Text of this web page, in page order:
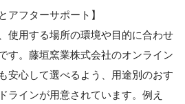
アフターサポート】
使用する場所の環境や目的に合わせ
す。藤垣窯業株式会社のオンライン
安心して選べるよう、用途別のおす
ラインが用意されています。例え